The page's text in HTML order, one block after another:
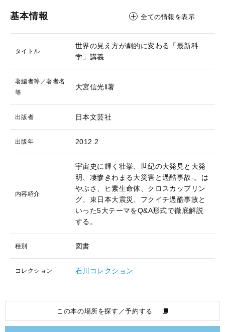
基本情報 全ての情報を表示
タイトル
世界の見え方が劇的に変わる「最新科
学」講義
著編者等／著者名
等
大宮信光‖著
出版者 日本文芸社
出版年 2012.2
内容紹介
宇宙史に輝く壮挙、世紀の大発見と大発
明、凄惨きわまる大災害と過酷事故-。は
やぶさ、ヒ素生命体、クロスカップリン
グ、東日本大震災、フクイチ過酷事故と
いった5大テーマをQ&A形式で徹底解説
する。
種別 図書
コレクション 石川コレクション
この本の場所を探す／予約する